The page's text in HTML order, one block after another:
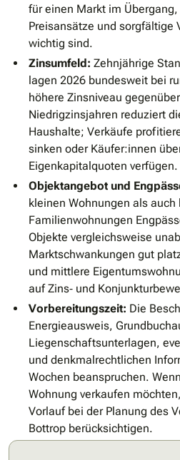
für einen Markt im
Preisansätze und sorgfältige
wichtig sind.
Zinsumfeld: Zehnjährige
lagen 2026 bundesweit bei
höhere Zinsniveau
Niedrigzinsjahren reduziert
Haushalte; Verkäufe
sinken oder Käufer:innen
Eigenkapitalquoten verfügen.
Objektangebot und
kleinen Wohnungen als auch
Familienwohnungen
Objekte vergleichsweise
Marktschwankungen gut
und mittlere
auf Zins‐ und
Vorbereitungszeit: Die
Energieausweis,
Liegenschaftsunterlagen,
und denkmalrechtlichen
Wochen beanspruchen.
Wohnung verkaufen
Vorlauf bei der Planung des
Bottrop berücksichtigen.